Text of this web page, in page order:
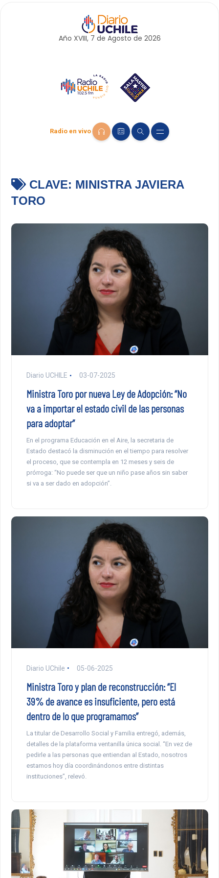
Año XVIII, 7 de Agosto de 2026
Radio en vivo
CLAVE: MINISTRA JAVIERA
TORO
Diario UCHILE 03-07-2025
Ministra Toro por nueva Ley de Adopción: “No
va a importar el estado civil de las personas
para adoptar”
En el programa Educación en el Aire, la secretaria de
Estado destacó la disminución en el tiempo para resolver
el proceso, que se contempla en 12 meses y seis de
prórroga: “No puede ser que un niño pase años sin saber
si va a ser dado en adopción”.
Diario UChile 05-06-2025
Ministra Toro y plan de reconstrucción: “El
39% de avance es insuficiente, pero está
dentro de lo que programamos”
La titular de Desarrollo Social y Familia entregó, además,
detalles de la plataforma ventanilla única social. “En vez de
pedirle a las personas que entiendan al Estado, nosotros
estamos hoy día coordinándonos entre distintas
instituciones”, relevó.